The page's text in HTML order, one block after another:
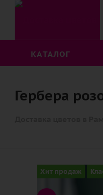
КАТАЛОГ
Гербера
Хит продаж